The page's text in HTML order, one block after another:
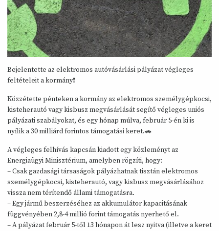
Bejelentette az elektromos autóvásárlási pályázat végleges
feltételeit a kormány❗️
Közzétette pénteken a kormány az elektromos személygépkocsi,
kisteherautó vagy kisbusz megvásárlását segítő végleges uniós
pályázati szabályokat, és egy hónap múlva, február 5-én ki is
nyílik a 30 milliárd forintos támogatási keret.🚗
A végleges felhívás kapcsán kiadott egy közleményt az
Energiaügyi Minisztérium, amelyben rögzíti, hogy:
– Csak gazdasági társaságok pályázhatnak tisztán elektromos
személygépkocsi, kisteherautó, vagy kisbusz megvásárlásához
vissza nem térítendő állami támogatásra.
– Egy jármű beszerzéséhez az akkumulátor kapacitásának
függvényében 2,8-4 millió forint támogatás nyerhető el.
– A pályázat február 5-től 13 hónapon át lesz nyitva (illetve a keret